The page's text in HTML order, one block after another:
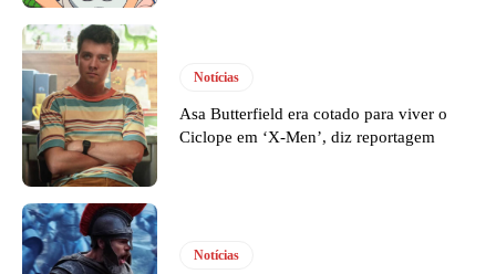
Notícias
Asa Butterfield era cotado para viver o
Ciclope em ‘X-Men’, diz reportagem
Notícias